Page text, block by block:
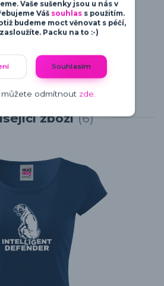
zboží 6
Vaše sušenky jsou u nás v
Váš souhlass použitím.
budeme moct věnovat s péčí,
Packu na to :-)
Souhlasím
můžete odmítnout zde.